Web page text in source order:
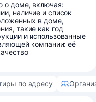
о доме, включая:
наличие и список
в доме,
такие как год
и использованные
компании: её
по адресу